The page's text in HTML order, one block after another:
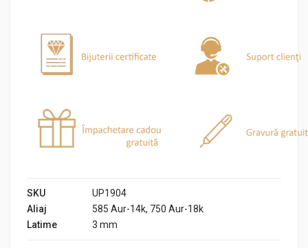
SKU
UP1904
Aliaj
585 Aur-14k, 750 Aur-18k
Latime
3 mm